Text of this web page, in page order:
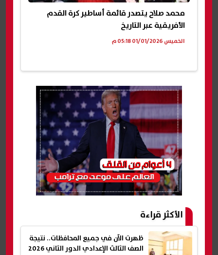
محمد صلاح يتصدر قائمة أساطير كرة القدم
الأفريقية عبر التاريخ
الخميس 01/01/2026 05:18 م
الأكثر قراءة
ظهرت الآن في جميع المحافظات.. نتيجة
الصف الثالث الإعدادي الدور الثاني 2026